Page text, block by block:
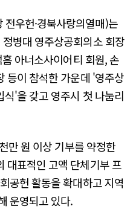
우헌·경북사랑의열매)는
병대 영주상공회의소 회장
아너소사이어티 회원, 손
등이 참석한 가운데 '영주상
'을 갖고 영주시 첫 나눔리
만 원 이상 기부를 약정한
대표적인 고액 단체기부 프
공헌 활동을 확대하고 지역
운영되고 있다.